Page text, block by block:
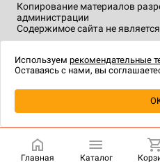
Копирование материалов
администрации
Содержимое сайта не
технологии.
Главная Каталог
Используем рекомендательные
Оставаясь с нами, вы